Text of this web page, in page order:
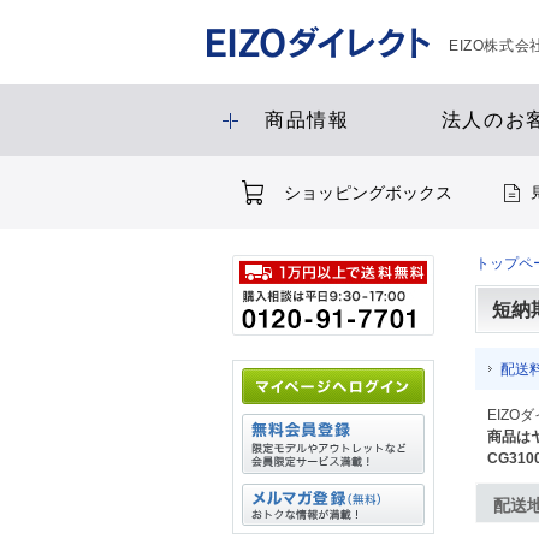
EIZO株式会
商品情報 法人のお
ショッピングボックス
トップペ
短納
配送
EIZO
商品は
配送